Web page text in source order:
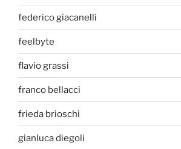
federico giacanelli
feelbyte
flavio grassi
franco bellacci
frieda brioschi
gianluca diegoli